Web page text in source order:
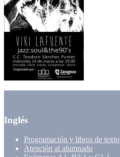
Inglés
Programación y libros de texto
Atención al alumnado